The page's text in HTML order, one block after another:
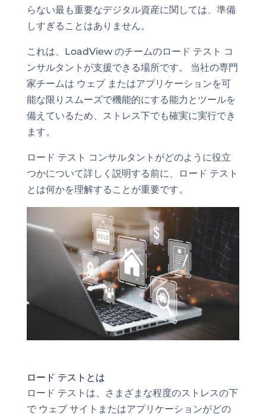
らない最も重要なデジタル資産に関しては、準備
しすぎることはありません。
これは、LoadView のチームのロード テスト コ
ンサルタントが支援できる場所です。 当社の専門
家チームは ウェブ またはアプリケーションを可
能な限りスムーズで機能的にする能力とツールを
備えているため、ストレス下でも確実に実行でき
ます。
ロード テスト コンサルタントがどのように役立
つかについて詳しく説明する前に、ロード テスト
とは何かを理解することが重要です。
ロード テストとは
ロード テストは、さまざまな程度のストレスの下
で ウェブ サイトまたはアプリケーションがどの